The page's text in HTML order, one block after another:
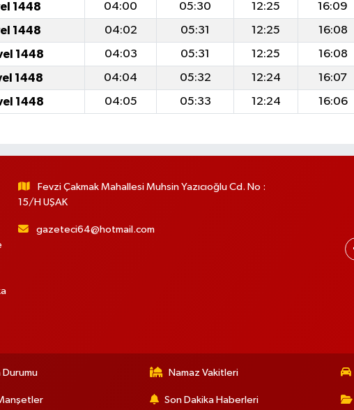
1448 04:00 05:30 12:25 16:09
1448 04:02 05:31 12:25 16:08
1448 04:03 05:31 12:25 16:08
1448 04:04 05:32 12:24 16:07
1448 04:05 05:33 12:24 16:06
Fevzi Çakmak Mahallesi Muhsin Yazıcıoğlu Cd. No :
15/H UŞAK
gazeteci64@hotmail.com
Durumu Namaz Vakitleri
Son Dakika Haberleri